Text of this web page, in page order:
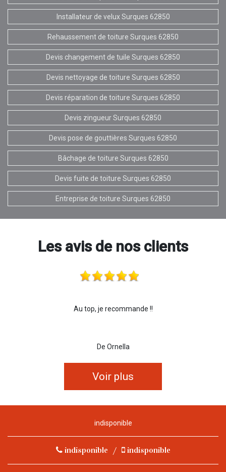
Installateur de velux Surques 62850
Rehaussement de toiture Surques 62850
Devis changement de tuile Surques 62850
Devis nettoyage de toiture Surques 62850
Devis réparation de toiture Surques 62850
Devis zingueur Surques 62850
Devis pose de gouttières Surques 62850
Bâchage de toiture Surques 62850
Devis fuite de toiture Surques 62850
Entreprise de toiture Surques 62850
Les avis de nos clients
Au top, je recommande !!
De Ornella
Voir plus
indisponible
indisponible / indisponible